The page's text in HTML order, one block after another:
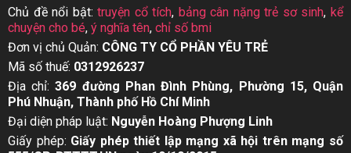
Chủ đề nổi bật:truyện cổ tích, bảng cân nặng trẻ sơ sinh,kể
chuyện cho bé, ý nghĩa tên, chỉ số bmi
Đơn vị chủ Quản: CÔNG TY CỔ PHẦN YÊU TRẺ
Mã số thuế: 0312926237
Địa chỉ:369 đường Phan Đình Phùng, Phường 15, Quận
Phú Nhuận, Thành phố Hồ Chí Minh
Đại diện pháp luật: Nguyễn Hoàng Phượng Linh
Giấy phép: Giấy phép thiết lập mạng xã hội trên mạng số